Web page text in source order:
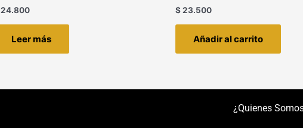
24.800
Leer más
$23.500
Añadir al carrito
¿Quienes